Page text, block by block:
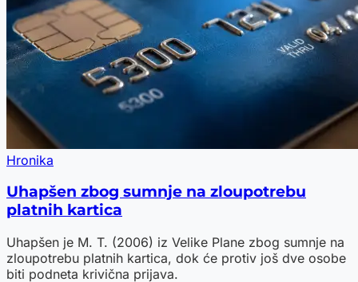
Hronika
Uhapšen zbog sumnje na zloupotrebu
platnih kartica
Uhapšen je M. T. (2006) iz Velike Plane zbog sumnje na
zloupotrebu platnih kartica, dok će protiv još dve osobe
biti podneta krivična prijava.